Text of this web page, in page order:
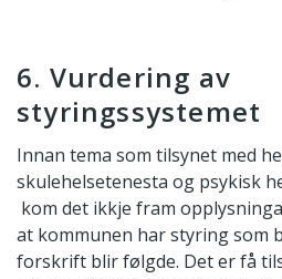
6. Vurdering av
styringssystemet
Innan tema som tilsynet med
skulehelsetenesta og psykisk
kom det ikkje fram
at kommunen har styring som
forskrift blir følgde. Det er få